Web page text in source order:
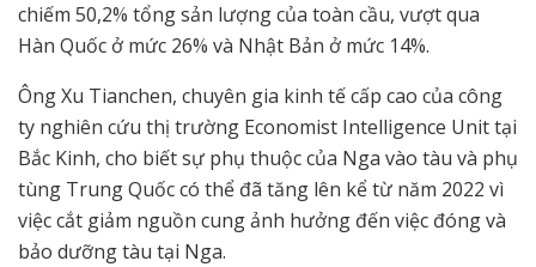
chiếm 50,2% tổng sản lượng của toàn cầu, vượt qua
Hàn Quốc ở mức 26% và Nhật Bản ở mức 14%.
Ông Xu Tianchen, chuyên gia kinh tế cấp cao của công
ty nghiên cứu thị trường Economist Intelligence Unit tại
Bắc Kinh, cho biết sự phụ thuộc của Nga vào tàu và phụ
tùng Trung Quốc có thể đã tăng lên kể từ năm 2022 vì
việc cắt giảm nguồn cung ảnh hưởng đến việc đóng và
bảo dưỡng tàu tại Nga.